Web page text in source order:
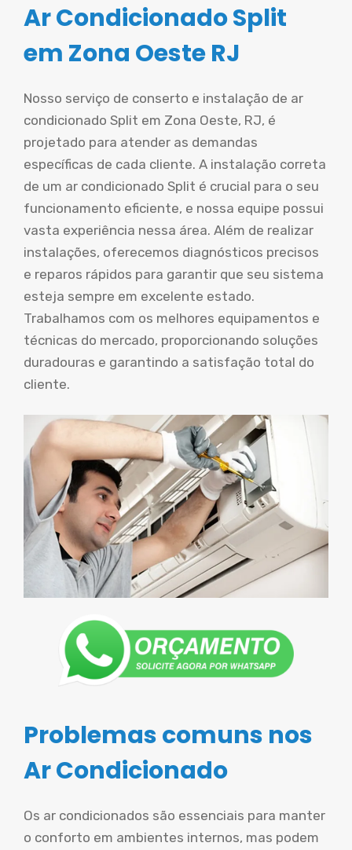
Ar Condicionado Split
em Zona Oeste RJ
Nosso serviço de conserto e instalação de ar
condicionado Split em Zona Oeste, RJ, é
projetado para atender as demandas
específicas de cada cliente. A instalação correta
de um ar condicionado Split é crucial para o seu
funcionamento eficiente, e nossa equipe possui
vasta experiência nessa área. Além de realizar
instalações, oferecemos diagnósticos precisos
e reparos rápidos para garantir que seu sistema
esteja sempre em excelente estado.
Trabalhamos com os melhores equipamentos e
técnicas do mercado, proporcionando soluções
duradouras e garantindo a satisfação total do
cliente.
Problemas comuns nos
Ar Condicionado
Os ar condicionados são essenciais para manter
o conforto em ambientes internos, mas podem